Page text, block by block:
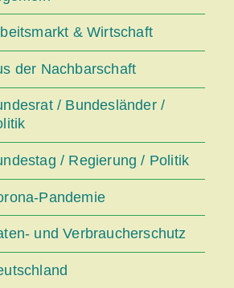
& Wirtschaft
der Nachbarschaft
/ Bundesländer /
/ Regierung / Politik
Pandemie
und Verbraucherschutz